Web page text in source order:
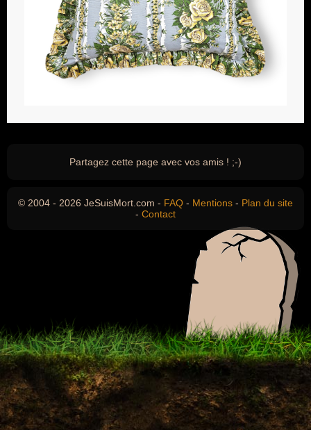
Partagez cette page avec vos amis ! ;-)
© 2004 - 2026 JeSuisMort.com - FAQ - Mentions - Plan du site
- Contact